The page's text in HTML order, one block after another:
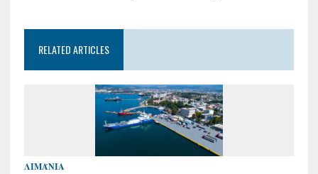
RELATED ARTICLES
ΛΙΜΆΝΙΑ